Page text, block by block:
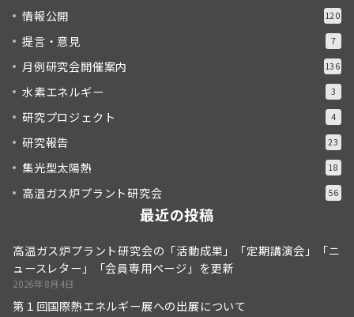
情報公開 120
提言・意見 7
月例研究会開催案内 136
水素エネルギー 3
研究プロジェクト 4
研究報告 23
集光型太陽熱 18
高温ガス炉プラント研究会 56
最近の投稿
高温ガス炉プラント研究会の「活動成果」「定期講演会」「ニ
ュースレター」「会員専用ページ」を更新
2026年8月4日
第１回国際熱エネルギー展への出展について